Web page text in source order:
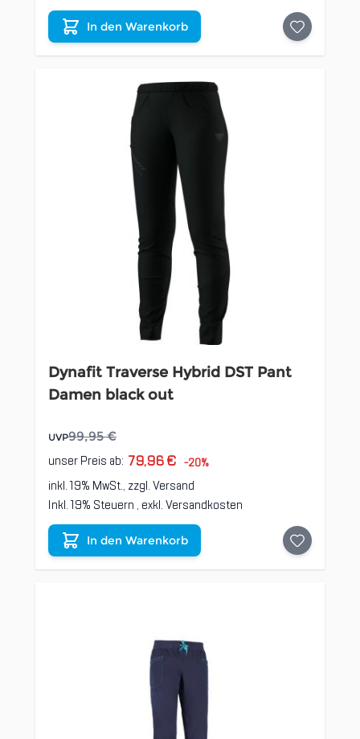
In den Warenkorb
Dynafit Traverse Hybrid DST Pant
Damen black out
UVP99,95 €
unser Preis ab: 79,96 € -20%
inkl. 19% MwSt., zzgl.Versand
Inkl. 19% Steuern , exkl.Versandkosten
In den Warenkorb